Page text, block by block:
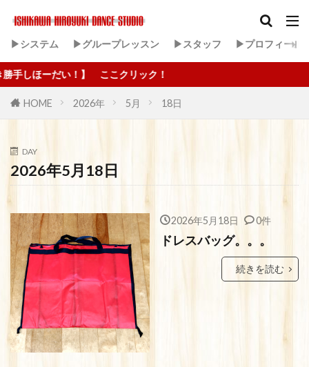
▶システム ▶グループレッスン ▶スタッフ ▶プロフィール
ほーだい！】 ここクリック！
HOME 2026年 5月 18日
DAY
2026年5月18日
2026年5月18日 0件
ドレスバッグ。。。
続きを読む